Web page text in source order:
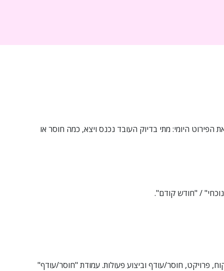
הפירוט היומי: מתי בדיוק העובד נכנס ויצא, כמה חוסר או
/ "חודש קודם".
פרויקט, חוסר/עודף וביצוע פעולות. עמודת "חוסר/עודף"